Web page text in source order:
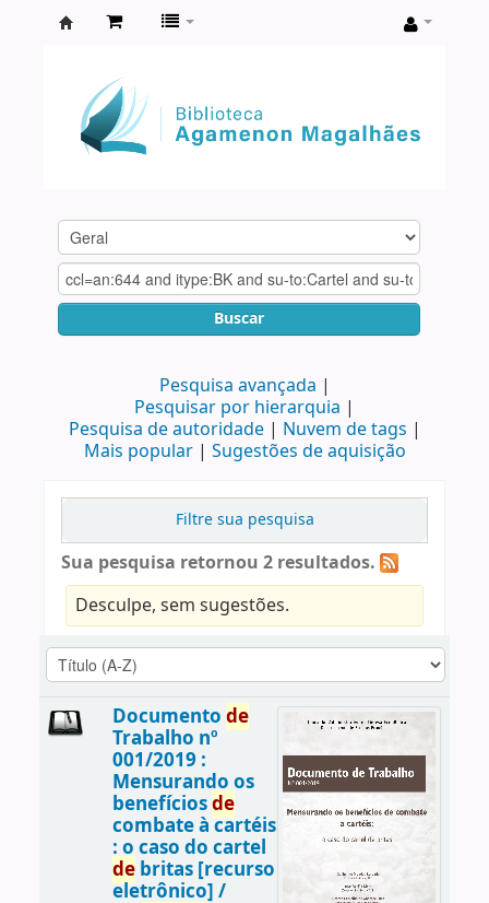
Agamenon
Magalhães
Buscar
Pesquisa avançada
Pesquisar por hierarquia
Pesquisa de autoridade
Nuvem de tags
Mais popular
Sugestões de aquisição
Filtre sua pesquisa
Sua pesquisa retornou 2 resultados.
Desculpe, sem sugestões.
Documento de
Trabalho nº
001/2019 :
Mensurando os
benefíciosde
combate à cartéis
: o caso do cartel
debritas [recurso
eletrônico] /